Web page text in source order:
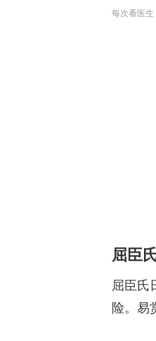
每次看医生
屈臣
屈臣氏
险。易